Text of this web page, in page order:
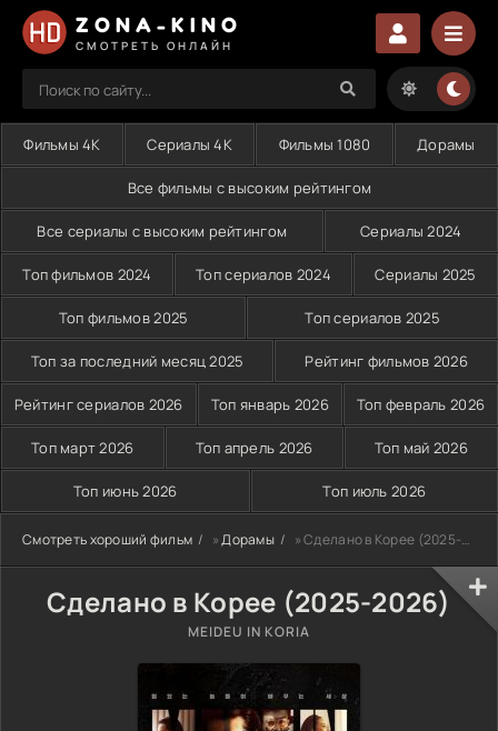
ZONA-KINO
СМОТРЕТЬ ОНЛАЙН
Фильмы 4K Сериалы 4K Фильмы 1080 Дорамы
Все фильмы с высоким рейтингом
Все сериалы с высоким рейтингом Сериалы 2024
Топ фильмов 2024 Топ сериалов 2024 Сериалы 2025
Топ фильмов 2025 Топ сериалов 2025
Топ за последний месяц 2025 Рейтинг фильмов 2026
Рейтинг сериалов 2026 Топ январь 2026 Топ февраль 2026
Топ март 2026 Топ апрель 2026 Топ май 2026
Топ июнь 2026 Топ июль 2026
Смотреть хороший фильм »Дорамы » Сделано в Корее (2025-2026)
Сделано в Корее (2025-2026)
MEIDEU IN KORIA